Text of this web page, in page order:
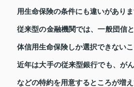
用生命保険の条件にも違いがありま
従来型の金融機関では、一般団信
体信用生命保険しか選択できないこ
近年は大手の従来型銀行でも、が
などの特約を用意するところが増え